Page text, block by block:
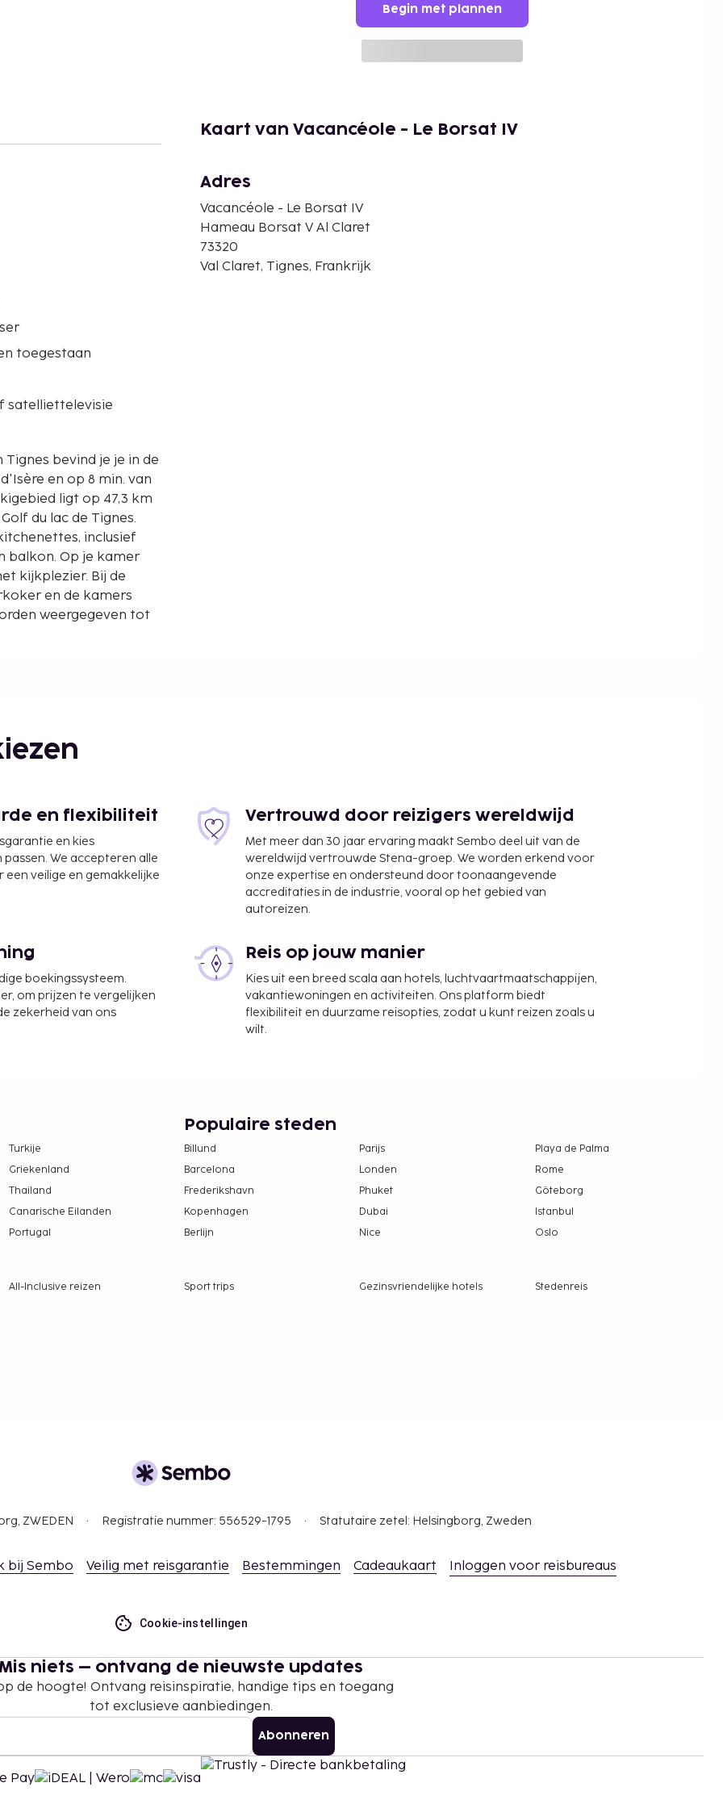
Begin met plannen
toegestaan
satelliettelevisie
bevind je je in de
en op 8 min. van
du lac de Tignes.
inclusief
balkon. Op je kamer
kijkplezier. Bij de
en de kamers
weergegeven tot
IV is Geneva
een
je parkeerplaatsen.
worden betaald. De
in rekening gebracht
aan ons heeft
per dag, maximaal
(je mag ook je eigen
zijn mogelijk
betalingen bij deze
hij/zij in dezelfde kamer
beddengoed gebruikt.
meenemen
in de sectie 'Kosten'). De
Kaart van Vacancéole - Le Borsat IV
Adres
Vacancéole - Le Borsat IV
Hameau Borsat V Al Claret
73320
Val Claret, Tignes, Frankrijk
en flexibiliteit
en kies
We accepteren alle
veilige en gemakkelijke
Vertrouwd door reizigers wereldwijd
Met meer dan 30 jaar ervaring maakt Sembo deel uit van de
wereldwijd vertrouwde Stena-groep. We worden erkend voor
onze expertise en ondersteund door toonaangevende
accreditaties in de industrie, vooral op het gebied van
autoreizen.
boekingssysteem.
om prijzen te vergelijken
zekerheid van ons
Reis op jouw manier
Kies uit een breed scala aan hotels, luchtvaartmaatschappijen,
vakantiewoningen en activiteiten. Ons platform biedt
flexibiliteit en duurzame reisopties, zodat u kunt reizen zoals u
wilt.
Turkije
Griekenland
Thailand
Canarische Eilanden
Portugal
Populaire steden
Billund Parijs
Playa de Palma
Barcelona
Londen
Rome
Frederikshavn
Phuket
Göteborg
Kopenhagen
Dubai
Istanbul
Berlijn
Nice Oslo
All-Inclusive reizen Sport trips Gezinsvriendelijke hotels
Stedenreis
ZWEDEN Registratie nummer: 556529-1795 Statutaire zetel: Helsingborg, Zweden
bij Sembo Veilig met reisgarantie Bestemmingen Cadeaukaart Inloggen voor reisbureaus
Cookie-instellingen
Mis niets – ontvang de nieuwste updates
de hoogte! Ontvang reisinspiratie, handige tips en toegang
tot exclusieve aanbiedingen.
Abonneren